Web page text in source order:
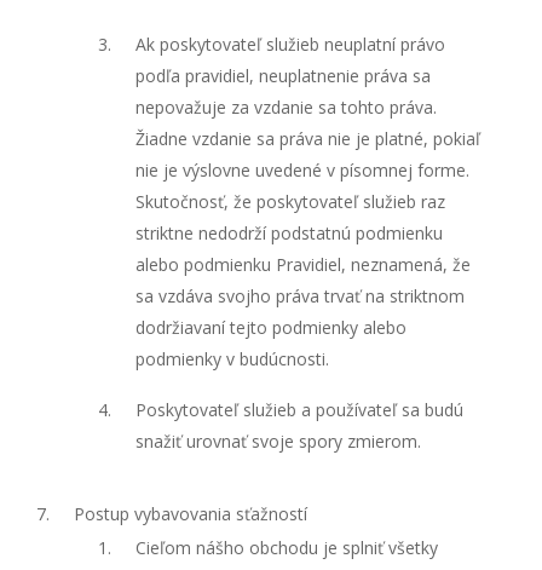
Ak poskytovateľ služieb neuplatní právo
podľa pravidiel, neuplatnenie práva sa
nepovažuje za vzdanie sa tohto práva.
Žiadne vzdanie sa práva nie je platné, pokiaľ
nie je výslovne uvedené v písomnej forme.
Skutočnosť, že poskytovateľ služieb raz
striktne nedodrží podstatnú podmienku
alebo podmienku Pravidiel, neznamená, že
sa vzdáva svojho práva trvať na striktnom
dodržiavaní tejto podmienky alebo
podmienky v budúcnosti.
Poskytovateľ služieb a používateľ sa budú
snažiť urovnať svoje spory zmierom.
Postup vybavovania sťažností
Cieľom nášho obchodu je splniť všetky